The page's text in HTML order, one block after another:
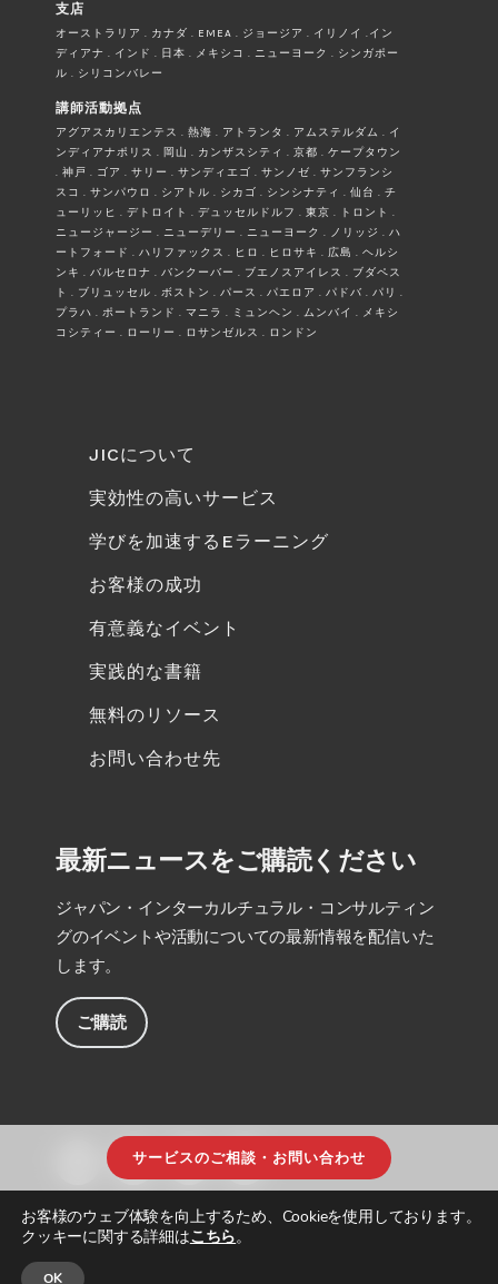
支店
オーストラリア . カナダ . EMEA . ジョージア . イリノイ .イン
ディアナ . インド . 日本 . メキシコ . ニューヨーク . シンガポー
ル . シリコンバレー
講師活動拠点
アグアスカリエンテス . 熱海 . アトランタ . アムステルダム . イ
ンディアナポリス . 岡山 . カンザスシティ . 京都 . ケープタウン
. 神戸 . ゴア . サリー . サンディエゴ . サンノゼ . サンフランシ
スコ . サンパウロ . シアトル . シカゴ . シンシナティ . 仙台 . チ
ューリッヒ . デトロイト . デュッセルドルフ . 東京 . トロント .
ニュージャージー . ニューデリー . ニューヨーク . ノリッジ . ハ
ートフォード . ハリファックス . ヒロ . ヒロサキ . 広島 . ヘルシ
ンキ . バルセロナ . バンクーバー . ブエノスアイレス . ブダペス
ト . ブリュッセル . ボストン . パース . パエロア . パドバ . パリ .
プラハ . ポートランド . マニラ . ミュンヘン . ムンバイ . メキシ
コシティー . ローリー . ロサンゼルス . ロンドン
JICについて
実効性の高いサービス
学びを加速するEラーニング
お客様の成功
有意義なイベント
実践的な書籍
無料のリソース
お問い合わせ先
最新ニュースをご購読ください
ジャパン・インターカルチュラル・コンサルティン
グのイベントや活動についての最新情報を配信いた
します。
ご購読
サービスのご相談・お問い合わせ
お客様のウェブ体験を向上するため、Cookieを使用しております。
クッキーに関する詳細はこちら。
OK